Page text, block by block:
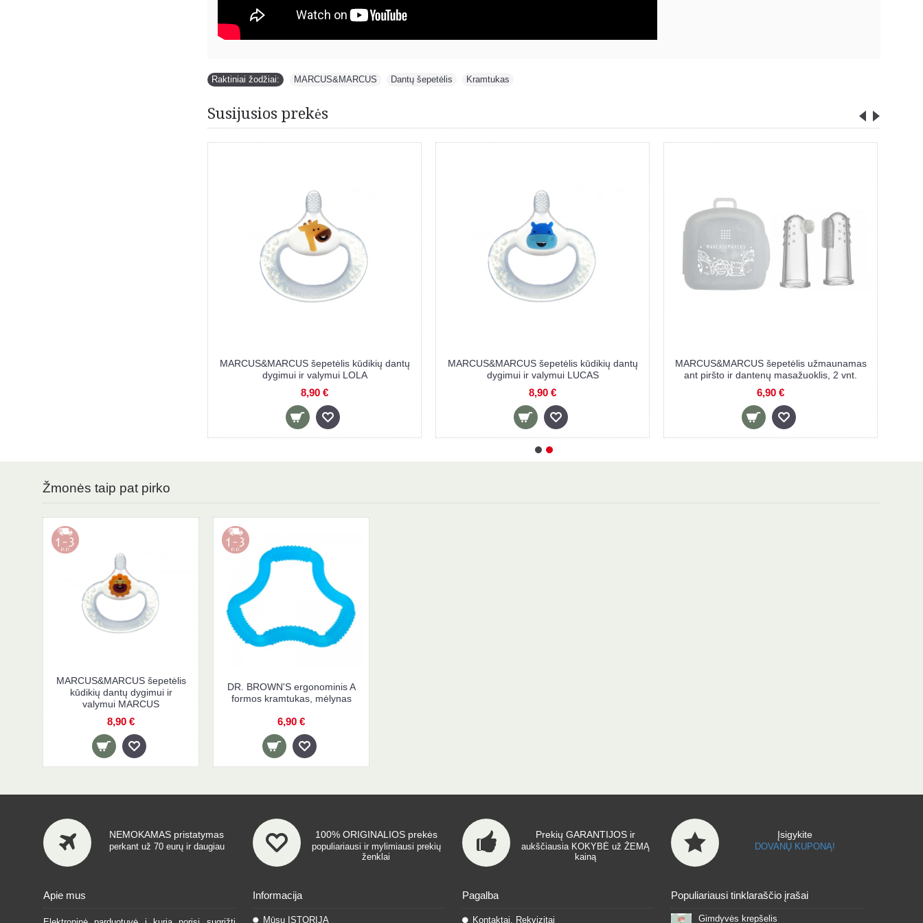
Raktiniai žodžiai: MARCUS&MARCUS Dantų šepetėlis Kramtukas
Susijusios prekės
MARCUS&MARCUS šepetėlis kūdikių dantų
dygimui ir valymui LOLA
8,90 €
MARCUS&MARCUS šepetėlis kūdikių dantų
dygimui ir valymui LUCAS
8,90 €
MARCUS&MARCUS šepetėlis užmaunamas
ant piršto ir dantenų masažuoklis, 2 vnt.
6,90 €
Žmonės taip pat pirko
MARCUS&MARCUS šepetėlis
kūdikių dantų dygimui ir
valymui MARCUS
8,90 €
DR. BROWN'S ergonominis A
formos kramtukas, mėlynas
6,90 €
NEMOKAMAS pristatymas
perkant už 70 eurų ir daugiau
100% ORIGINALIOS prekės
populiariausi ir mylimiausi prekių
ženklai
Prekių GARANTIJOS ir
aukščiausia KOKYBĖ už ŽEMĄ
kainą
Įsigykite
DOVANŲ KUPONĄ!
Apie mus Informacija
Mūsų ISTORIJA
Pagalba
Kontaktai, Rekvizitai
Populiariausi tinklaraščio įrašai
Gimdyvės krepšelis